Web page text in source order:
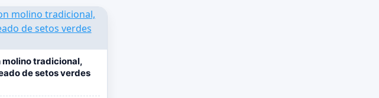
molino tradicional,
de setos verdes